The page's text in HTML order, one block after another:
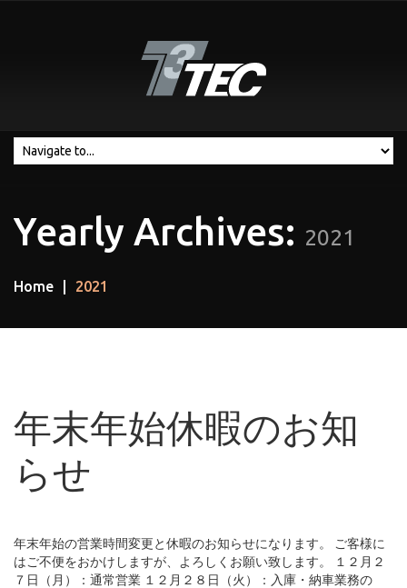
Yearly Archives: 2021
Home 2021
年末年始休暇のお知
らせ
年末年始の営業時間変更と休暇のお知らせになります。 ご客様に
はご不便をおかけしますが、よろしくお願い致します。 １２月２
７日（月）：通常営業 １２月２８日（火）：入庫・納車業務の